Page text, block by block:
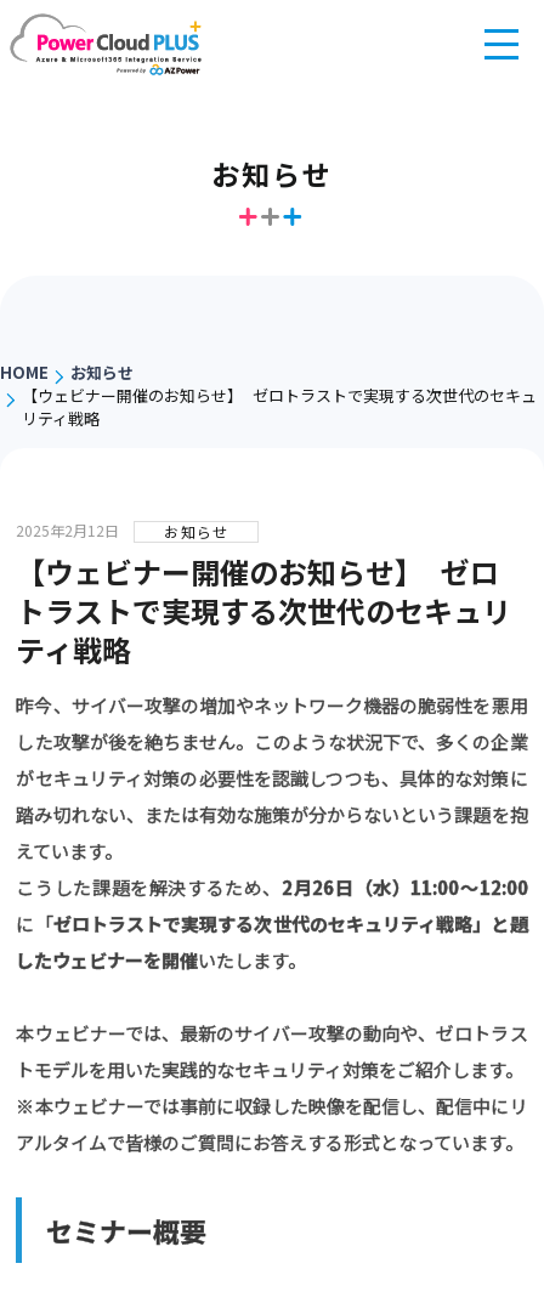
お知らせ
HOME
お知らせ
【ウェビナー開催のお知らせ】 ゼロトラストで実現する次世代のセキュ
リティ戦略
2025年2月12日 お知らせ
【ウェビナー開催のお知らせ】 ゼロ
トラストで実現する次世代のセキュリ
ティ戦略
昨今、サイバー攻撃の増加やネットワーク機器の脆弱性を悪用
した攻撃が後を絶ちません。このような状況下で、多くの企業
がセキュリティ対策の必要性を認識しつつも、具体的な対策に
踏み切れない、または有効な施策が分からないという課題を抱
えています。
こうした課題を解決するため、2月26日（水）11:00～12:00
に「ゼロトラストで実現する次世代のセキュリティ戦略」と題
したウェビナーを開催いたします。
本ウェビナーでは、最新のサイバー攻撃の動向や、ゼロトラス
トモデルを用いた実践的なセキュリティ対策をご紹介します。
※本ウェビナーでは事前に収録した映像を配信し、配信中にリ
アルタイムで皆様のご質問にお答えする形式となっています。
セミナー概要